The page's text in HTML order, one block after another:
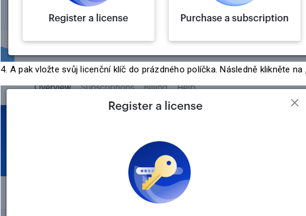
4. A pak vložte svůj licenční klíč do prázdného políčka. Následně klikněte na